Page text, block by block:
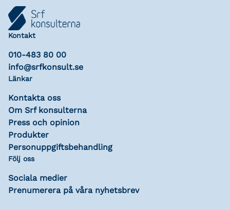
Kontakt
010-483 80 00
info@srfkonsult.se
Länkar
Kontakta oss
Om Srf konsulterna
Press och opinion
Produkter
Personuppgiftsbehandling
Följ oss
Sociala medier
Prenumerera på våra nyhetsbrev